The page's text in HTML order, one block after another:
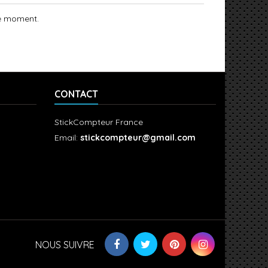
moment.
CONTACT
StickCompteur France
Email: stickcompteur@gmail.com
NOUS SUIVRE